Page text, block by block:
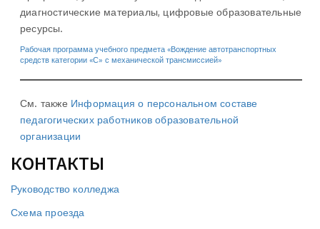
диагностические материалы, цифровые образовательные
ресурсы.
Рабочая программа учебного предмета «Вождение автотранспортных
средств категории «С» с механической трансмиссией»
См. также Информация о персональном составе
педагогических работников образовательной
организации
КОНТАКТЫ
Руководство колледжа
Схема проезда